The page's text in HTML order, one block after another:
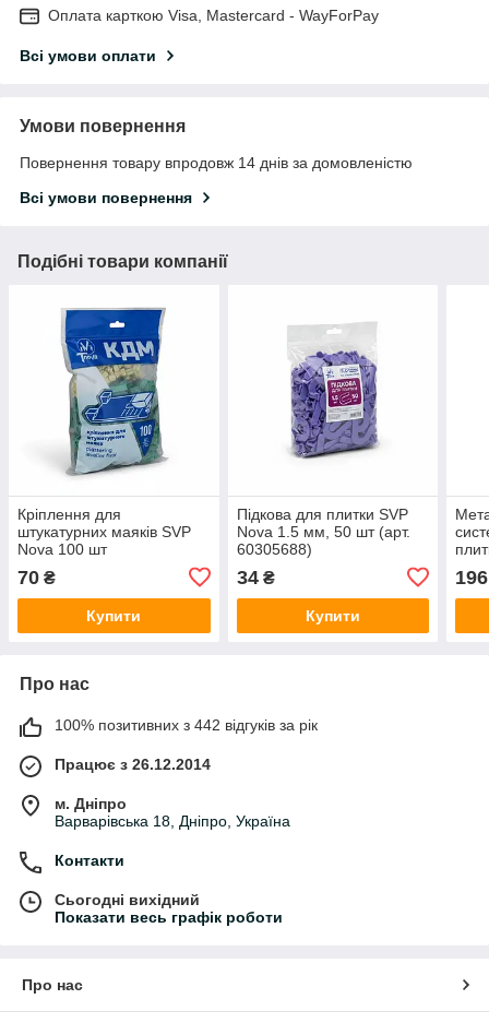
Оплата карткою Visa, Mastercard - WayForPay
Всі умови оплати
Умови повернення
Повернення товару впродовж 14 днів за домовленістю
Всі умови повернення
Подібні товари компанії
Кріплення для
штукатурних маяків SVP
Nova 100 шт
70 ₴
Купити
Підкова для плитки SVP
Nova 1.5 мм, 50 шт (арт.
60305688)
34₴
Купити
196
Про нас
100% позитивних з 442 відгуків за рік
Працює з 26.12.2014
м. Дніпро
Варварівська 18, Дніпро, Україна
Контакти
Сьогодні вихідний
Показати весь графік роботи
Про нас